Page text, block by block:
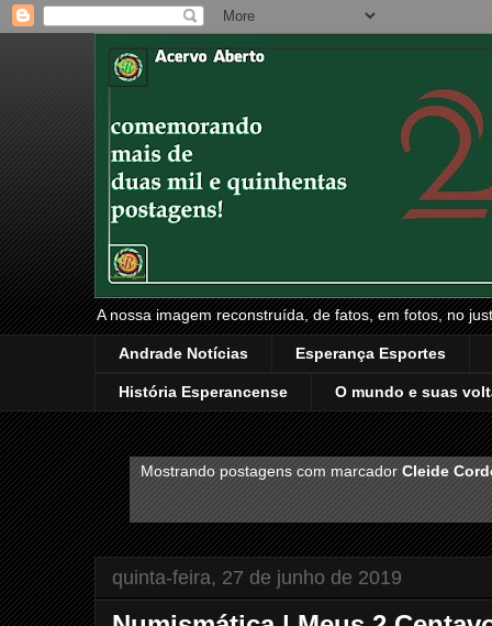
A nossa imagem reconstruída, de fatos, em fotos, no
Andrade Notícias Esperança Esportes
História Esperancense O mundo e suas
Mostrando postagens com marcadorCleide
quinta-feira, 27 de junho de 2019